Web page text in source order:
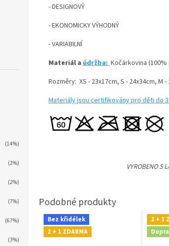
(14%)
(2%)
(2%)
(7%)
(67%)
(3%)
- DESIGNOVÝ
- EKONOMICKY VÝHODNÝ
- VARIABILNÍ
Materiál a údržba:Kočárkovina
Rozměry: XS - 23x17cm, S - 24x34cm, M -
Materiály jsou certifikovány pro děti do
VYROBENO S
Bez křidélek
2 + 1 ZDARMA
2 + 1